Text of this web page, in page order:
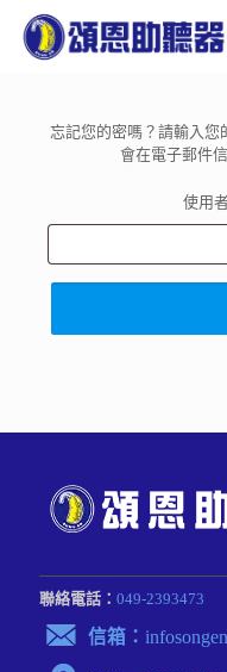
忘記您的密嗎？請輸入您
會在電子郵件
使用
聯絡電話： 049-2393473
信箱：